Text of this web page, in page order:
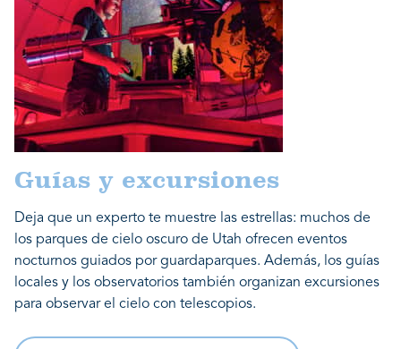
Guías y excursiones
Deja que un experto te muestre las estrellas: muchos de
los parques de cielo oscuro de Utah ofrecen eventos
nocturnos guiados por guardaparques. Además, los guías
locales y los observatorios también organizan excursiones
para observar el cielo con telescopios.